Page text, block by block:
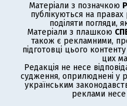
Матеріали з позначкою
публікуються на
поділяти погляди,
Матеріали з плашкою
також є рекламними,
підготовці цього
цих
Редакція не несе
судження, оприлюднені у
українським
реклами